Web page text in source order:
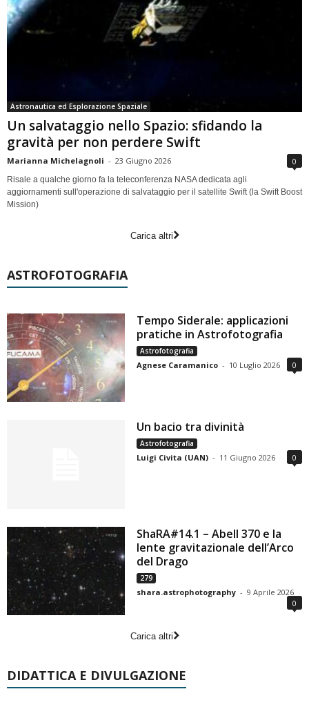
Astronautica ed Esplorazione Spaziale
Un salvataggio nello Spazio: sfidando la
gravità per non perdere Swift
Marianna Michelagnoli - 23 Giugno 2026 0
Risale a qualche giorno fa la teleconferenza NASA dedicata agli
aggiornamenti sull'operazione di salvataggio per il satellite Swift (la Swift Boost
Mission)
Carica altri
ASTROFOTOGRAFIA
Tempo Siderale: applicazioni
pratiche in Astrofotografia
Astrofotografia
Agnese Caramanico - 10 Luglio 2026 0
Un bacio tra divinità
Astrofotografia
Luigi Civita (UAN) - 11 Giugno 2026 0
ShaRA#14.1 – Abell 370 e la
lente gravitazionale dell’Arco
del Drago
279
shara.astrophotography - 9 Aprile 2026
0
Carica altri
DIDATTICA E DIVULGAZIONE